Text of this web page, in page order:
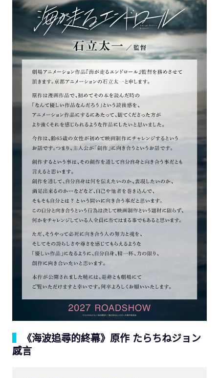
《海波追尋的終幕》原作 たらちねジョン
感言